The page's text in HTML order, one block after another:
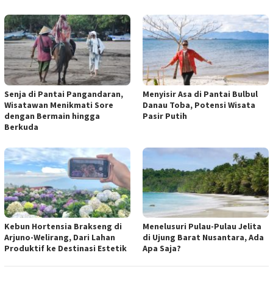
Senja di Pantai Pangandaran,
Wisatawan Menikmati Sore
dengan Bermain hingga
Berkuda
Menyisir Asa di Pantai Bulbul
Danau Toba, Potensi Wisata
Pasir Putih
Kebun Hortensia Brakseng di
Arjuno-Welirang, Dari Lahan
Produktif ke Destinasi Estetik
Menelusuri Pulau-Pulau Jelita
di Ujung Barat Nusantara, Ada
Apa Saja?